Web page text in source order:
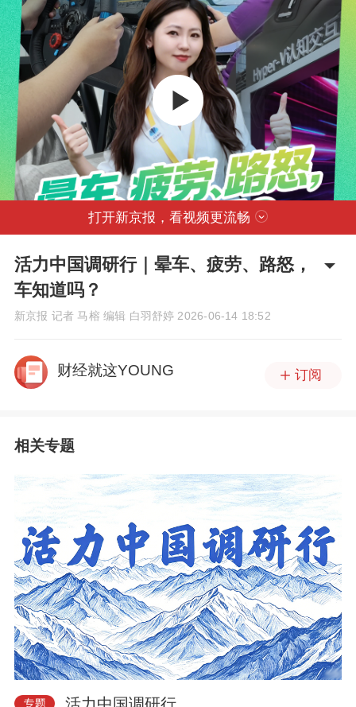
打开新京报，看视频更流畅
活力中国调研行｜晕车、疲劳、路怒，
车知道吗？
新京报 记者 马榕 编辑 白羽舒婷 2026-06-14 18:52
财经就这YOUNG 订阅
相关专题
活力中国调研行